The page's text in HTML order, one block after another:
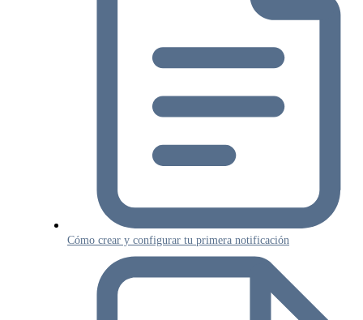
Cómo crear y configurar tu primera notificación